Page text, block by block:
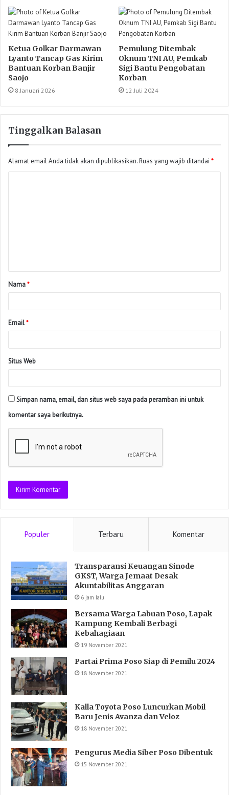
Ketua Golkar Darmawan
Lyanto Tancap Gas Kirim
Bantuan Korban Banjir
Saojo
8 Januari 2026
Pemulung Ditembak
Oknum TNI AU, Pemkab
Sigi Bantu Pengobatan
Korban
12 Juli 2024
Tinggalkan Balasan
Alamat email Anda tidak akan dipublikasikan.Ruas yang wajib ditandai *
Nama*
Email*
Situs Web
Simpan nama, email, dan situs web saya pada peramban ini untuk
komentar saya berikutnya.
Populer Terbaru Komentar
Transparansi Keuangan Sinode
GKST, Warga Jemaat Desak
Akuntabilitas Anggaran
6 jam lalu
Bersama Warga Labuan Poso, Lapak
Kampung Kembali Berbagi
Kebahagiaan
19 November 2021
Partai Prima Poso Siap di Pemilu 2024
18 November 2021
Kalla Toyota Poso Luncurkan Mobil
Baru Jenis Avanza dan Veloz
18 November 2021
Pengurus Media Siber Poso Dibentuk
15 November 2021